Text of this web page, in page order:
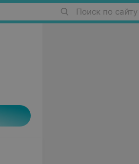
Поиск по сайту